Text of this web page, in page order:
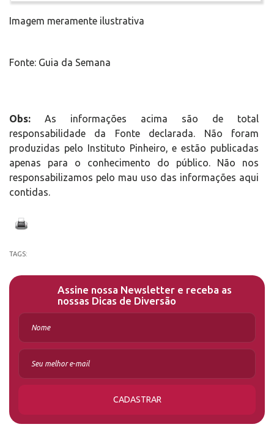
Imagem meramente ilustrativa
Fonte: Guia da Semana
Obs: As informações acima são de total
responsabilidade da Fonte declarada. Não foram
produzidas pelo Instituto Pinheiro, e estão publicadas
apenas para o conhecimento do público. Não nos
responsabilizamos pelo mau uso das informações aqui
contidas.
TAGS:
Assine nossa Newsletter e receba as
nossas Dicas de Diversão
CADASTRAR